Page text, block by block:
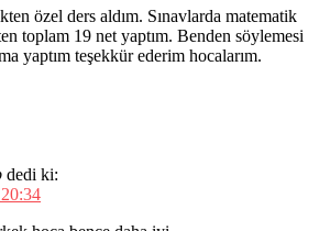
özel ders aldım. Sınavlarda matematik
toplam 19 net yaptım. Benden söylemesi
yaptım teşekkür ederim hocalarım.
dedi ki: